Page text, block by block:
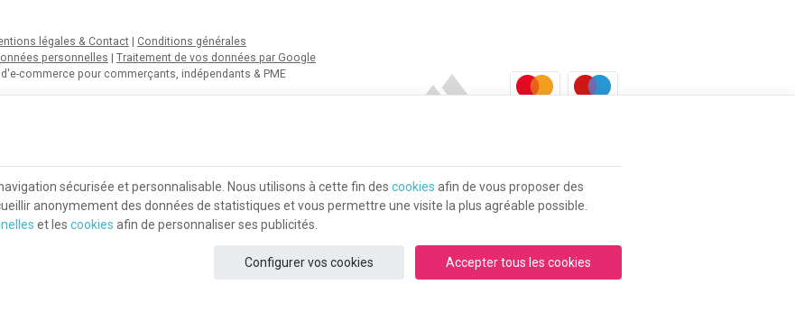
légales & Contact | Conditions générales
personnelles | Traitement de vos données par Google
d'e-commerce pour commerçants, indépendants & PME
sécurisée et personnalisable. Nous utilisons à cette fin des cookies afin de vous proposer des
anonymement des données de statistiques et vous permettre une visite la plus agréable possible.
et les cookies afin de personnaliser ses publicités.
Configurer vos cookies Accepter tous les cookies